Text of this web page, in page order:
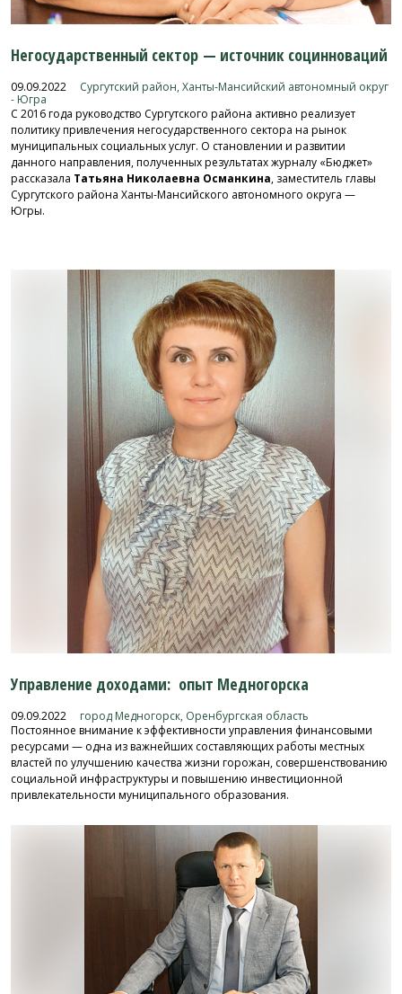
Негосударственный сектор — источник социнноваций
09.09.2022 Сургутский район, Ханты-Мансийский автономный округ
- Югра
С 2016 года руководство Сургутского района активно реализует
политику привлечения негосударственного сектора на рынок
муниципальных социальных услуг. О становлении и развитии
данного направления, полученных результатах журналу «Бюджет»
рассказала Татьяна Николаевна Османкина, заместитель главы
Сургутского района Ханты-Мансийского автономного округа —
Югры.
Управление доходами: опыт Медногорска
09.09.2022 город Медногорск, Оренбургская область
Постоянное внимание к эффективности управления финансовыми
ресурсами — одна из важнейших составляющих работы местных
властей по улучшению качества жизни горожан, совершенствованию
социальной инфраструктуры и повышению инвестиционной
привлекательности муниципального образования.